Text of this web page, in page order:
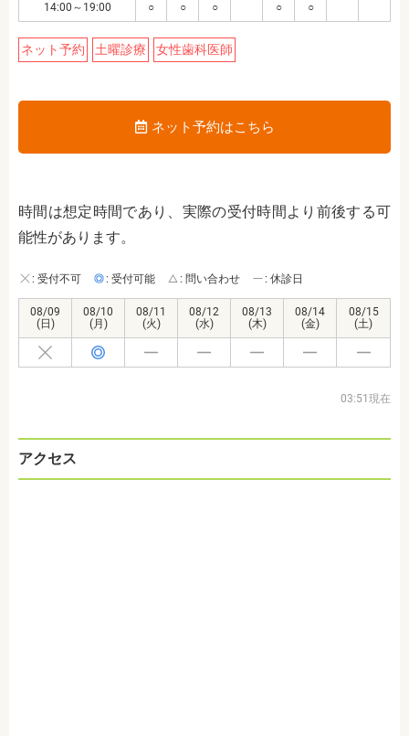
14:00～19:00 ○ ○ ○ ○ ○
ネット予約 土曜診療 女性歯科医師
ネット予約はこちら
時間は想定時間であり、実際の受付時間より前後する可
能性があります。
: 受付不可 : 受付可能 : 問い合わせ : 休診日
08/09
(日)
08/10
(月)
08/11
(火)
08/12
(水)
08/13
(木)
08/14
(金)
08/15
(土)
03:51現在
アクセス